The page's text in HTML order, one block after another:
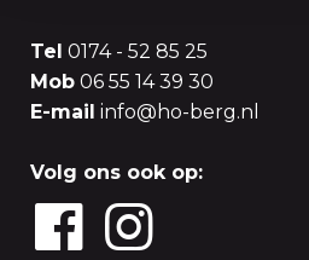
Tel 0174 - 52 85 25
Mob 06 55 14 39 30
E-mail info@ho-berg.nl
Volg ons ook op: